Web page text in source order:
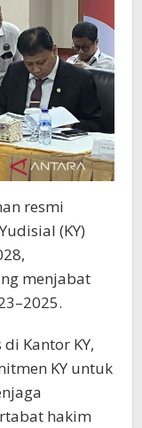
resmi
(KY)
menjabat
Kantor KY,
KY untuk
hakim